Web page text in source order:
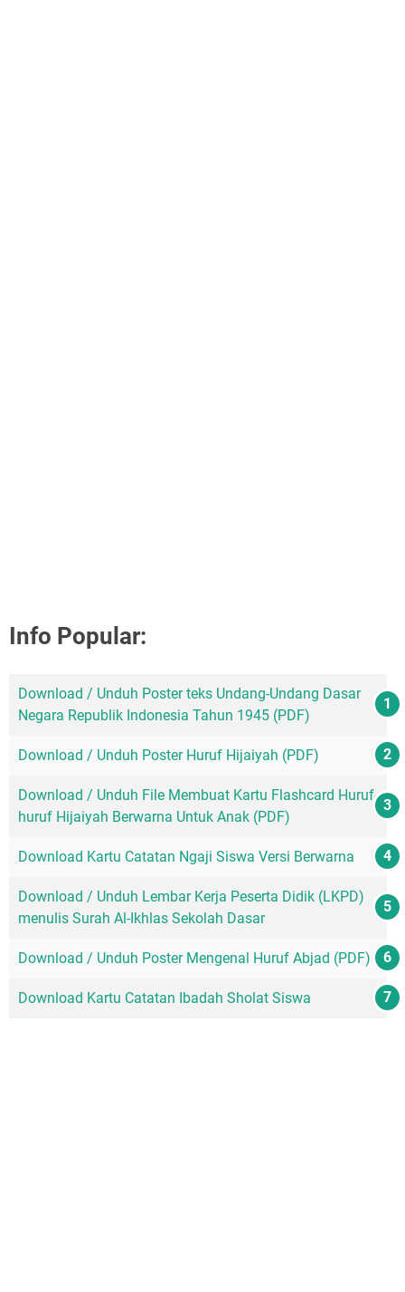
Info Popular:
Download / Unduh Poster teks Undang-Undang Dasar
Negara Republik Indonesia Tahun 1945 (PDF)
Download / Unduh Poster Huruf Hijaiyah (PDF)
Download / Unduh File Membuat Kartu Flashcard Huruf-
huruf Hijaiyah Berwarna Untuk Anak (PDF)
Download Kartu Catatan Ngaji Siswa Versi Berwarna
Download / Unduh Lembar Kerja Peserta Didik (LKPD)
menulis Surah Al-Ikhlas Sekolah Dasar
Download / Unduh Poster Mengenal Huruf Abjad (PDF)
Download Kartu Catatan Ibadah Sholat Siswa